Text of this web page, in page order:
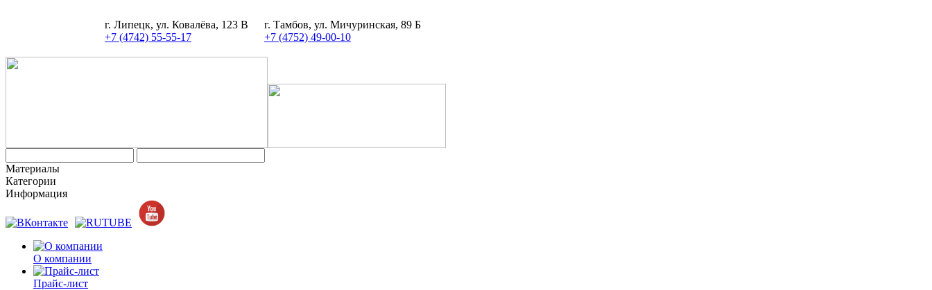
г. Липецк, ул. Ковалёва, 123 В
+7 (4742) 55-55-17
г. Тамбов, ул. Мичуринская, 89 Б
+7 (4752) 49-00-10
Материалы
Категории
Информация
О компании
Прайс-лист